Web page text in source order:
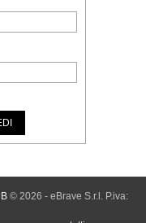
© 2026 - eBrave S.r.l. P.iva: